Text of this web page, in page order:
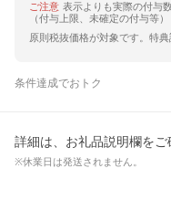
ご注意 表示よりも実際の付与
（付与上限、未確定の付与等）
原則税抜価格が対象です。特
条件達成でおトク
詳細は、お礼品説明欄をご
※休業日は発送されません。